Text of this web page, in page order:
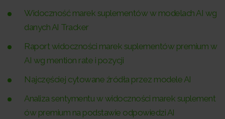
Widoczność marek suplementów w modelach AI wg
danych AI Tracker
Raport widoczności marek suplementów premium w
AI wg mention rate i pozycji
Najczęściej cytowane źródła przez modele AI
Analiza sentymentu w widoczności marek suplement
ów premium na podstawie odpowiedzi AI